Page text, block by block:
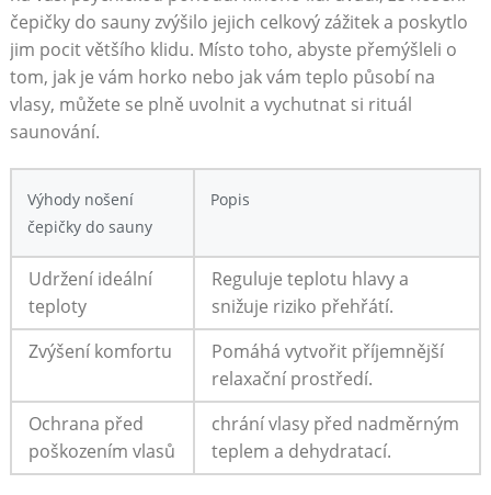
čepičky do sauny zvýšilo jejich celkový zážitek a poskytlo
jim pocit většího klidu. Místo toho, abyste přemýšleli o
tom, jak je vám horko nebo jak vám teplo působí na
vlasy, můžete se plně uvolnit a vychutnat si rituál
saunování.
Výhody nošení
čepičky do sauny
Popis
Udržení ideální
teploty
Reguluje teplotu hlavy a
snižuje riziko přehřátí.
Zvýšení komfortu
Pomáhá vytvořit příjemnější
relaxační prostředí.
Ochrana před
poškozením vlasů
chrání vlasy před nadměrným
teplem a dehydratací.